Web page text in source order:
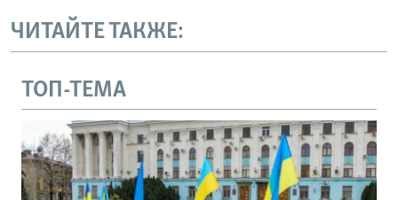
ЧИТАЙТЕ ТАКЖЕ:
ТОП-ТЕМА